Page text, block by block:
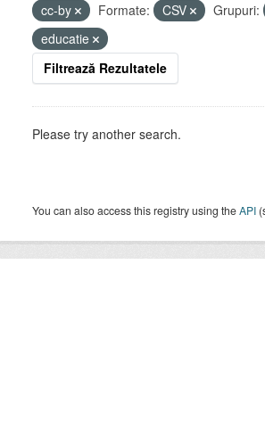
cc-by
Formate: CSV Grupuri:
educatie
Filtrează Rezultatele
Please try another search.
You can also access this registry using theAPI